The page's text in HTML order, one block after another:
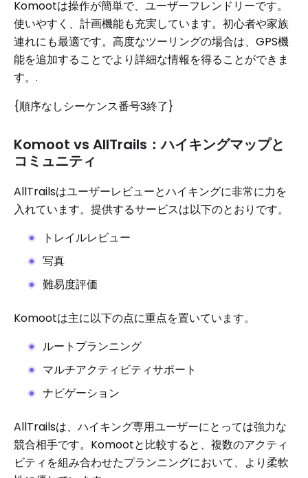
Komootは操作が簡単で、ユーザーフレンドリーです。
使いやすく、計画機能も充実しています。初心者や家族
連れにも最適です。高度なツーリングの場合は、GPS機
能を追加することでより詳細な情報を得ることができま
す。.
{順序なしシーケンス番号3終了}
Komoot vs AllTrails：ハイキングマップと
コミュニティ
AllTrailsはユーザーレビューとハイキングに非常に力を
入れています。提供するサービスは以下のとおりです。
トレイルレビュー
写真
難易度評価
Komootは主に以下の点に重点を置いています。
ルートプランニング
マルチアクティビティサポート
ナビゲーション
AllTrailsは、ハイキング専用ユーザーにとっては強力な
競合相手です。Komootと比較すると、複数のアクティ
ビティを組み合わせたプランニングにおいて、より柔軟